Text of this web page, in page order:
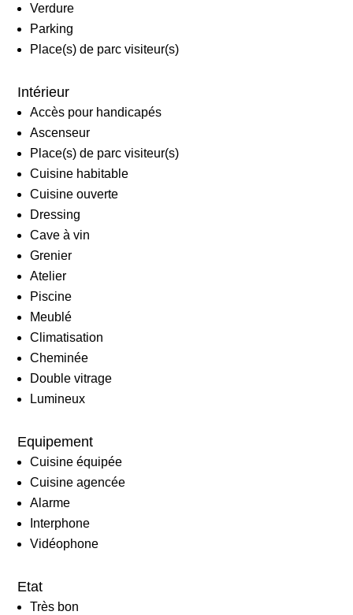
Verdure
Parking
Place(s) de parc visiteur(s)
Intérieur
Accès pour handicapés
Ascenseur
Place(s) de parc visiteur(s)
Cuisine habitable
Cuisine ouverte
Dressing
Cave à vin
Grenier
Atelier
Piscine
Meublé
Climatisation
Cheminée
Double vitrage
Lumineux
Equipement
Cuisine équipée
Cuisine agencée
Alarme
Interphone
Vidéophone
Etat
Très bon